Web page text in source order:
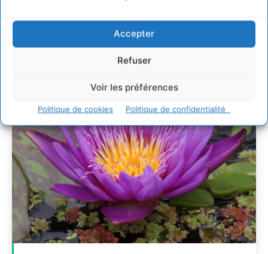
Accepter
Refuser
Voir les préférences
Politique de cookies Politique de confidentialité
7 indicateurs pour des villes résilientes et durables,